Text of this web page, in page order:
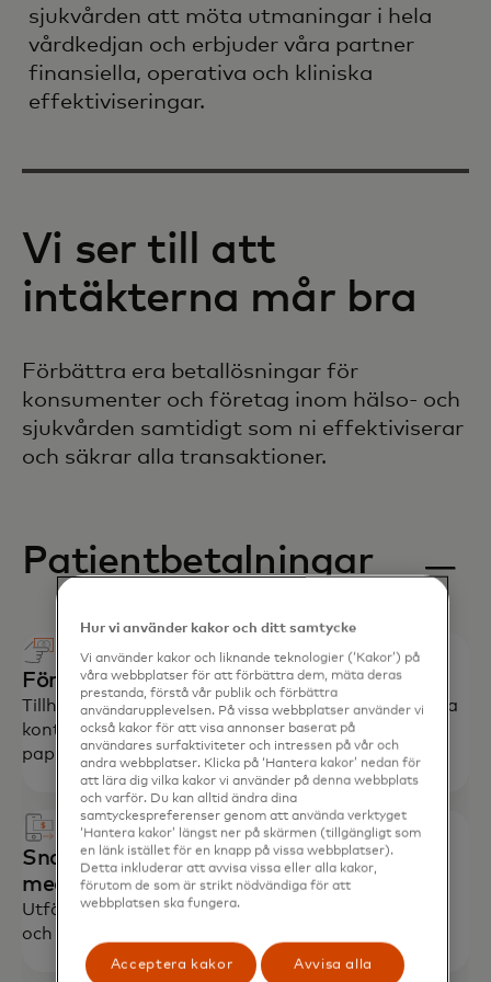
sjukvården att möta utmaningar i hela
vårdkedjan och erbjuder våra partner
finansiella, operativa och kliniska
effektiviseringar.
Vi ser till att
intäkterna mår bra
Förbättra era betallösningar för
konsumenter och företag inom hälso- och
sjukvården samtidigt som ni effektiviserar
och säkrar alla transaktioner.
Patientbetalningar
Förenkla utbetalningar till anställda
Tillhandahåll medarbetarkort för skatteförmånliga
konton för att effektivisera ersättning, minska
pappersarbete och uppmuntra registrering.
Snabb återbetalning till patienter och
medlemmar
Utfärda försäkringsersättningar, återbetalningar
och andra utbetalningar i nära realtid.
Hur vi använder kakor och ditt samtycke
Vi använder kakor och liknande teknologier (‘Kakor’) på
våra webbplatser för att förbättra dem, mäta deras
prestanda, förstå vår publik och förbättra
användarupplevelsen. På vissa webbplatser använder vi
också kakor för att visa annonser baserat på
användares surfaktiviteter och intressen på vår och
andra webbplatser. Klicka på ‘Hantera kakor’ nedan för
att lära dig vilka kakor vi använder på denna webbplats
och varför. Du kan alltid ändra dina
samtyckespreferenser genom att använda verktyget
‘Hantera kakor’ längst ner på skärmen (tillgängligt som
en länk istället för en knapp på vissa webbplatser).
Detta inkluderar att avvisa vissa eller alla kakor,
förutom de som är strikt nödvändiga för att
webbplatsen ska fungera.
Acceptera kakor Avvisa alla